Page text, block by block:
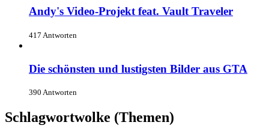
Andy's Video-Projekt feat. Vault Traveler
417 Antworten
Die schönsten und lustigsten Bilder aus GTA
390 Antworten
Schlagwortwolke (Themen)